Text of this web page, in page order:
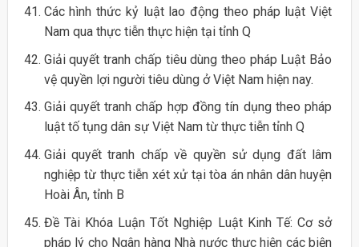
Các hình thức kỷ luật lao động theo pháp luật Việt
Nam qua thực tiễn thực hiện tại tỉnh Q
Giải quyết tranh chấp tiêu dùng theo pháp Luật Bảo
vệ quyền lợi người tiêu dùng ở Việt Nam hiện nay.
Giải quyết tranh chấp hợp đồng tín dụng theo pháp
luật tố tụng dân sự Việt Nam từ thực tiễn tỉnh Q
Giải quyết tranh chấp về quyền sử dụng đất lâm
nghiệp từ thực tiễn xét xử tại tòa án nhân dân huyện
Hoài Ân, tỉnh B
Đề Tài Khóa Luận Tốt Nghiệp Luật Kinh Tế: Cơ sở
pháp lý cho Ngân hàng Nhà nước thực hiện các biện